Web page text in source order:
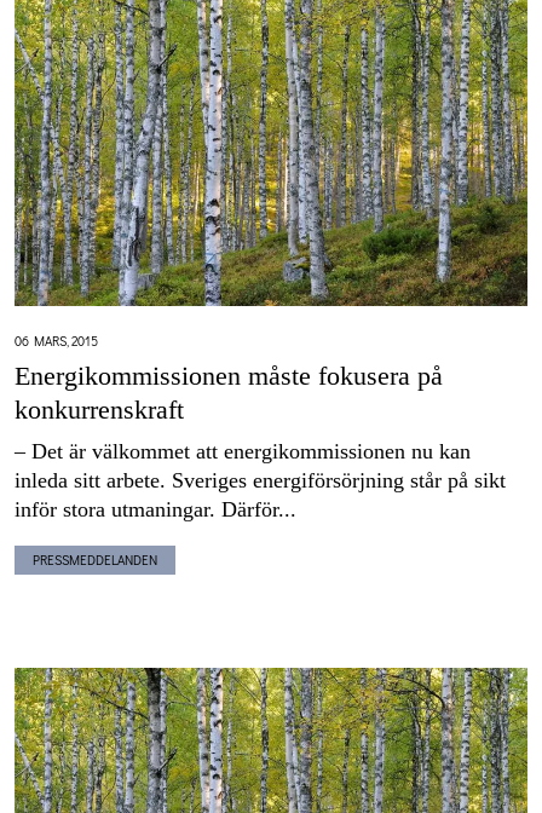
06 MARS, 2015
Energikommissionen måste fokusera på
konkurrenskraft
– Det är välkommet att energikommissionen nu kan
inleda sitt arbete. Sveriges energiförsörjning står på sikt
inför stora utmaningar. Därför...
PRESSMEDDELANDEN